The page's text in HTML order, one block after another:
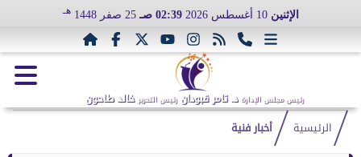
الإثنين 10 أغسطس 2026 02:39 صـ 25 صفر 1448 هـ
رئيس مجلس الإدارة د. تامر قبودان رئيس التحرير خالد طاحون
الرئيسية أخبار فنية